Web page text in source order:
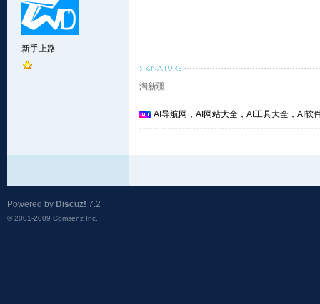
新手上路
淘新疆
AI导航网，AI网站大全，AI工具大全，AI软
Powered by Discuz! 7.2
© 2001-2009 Comsenz Inc.